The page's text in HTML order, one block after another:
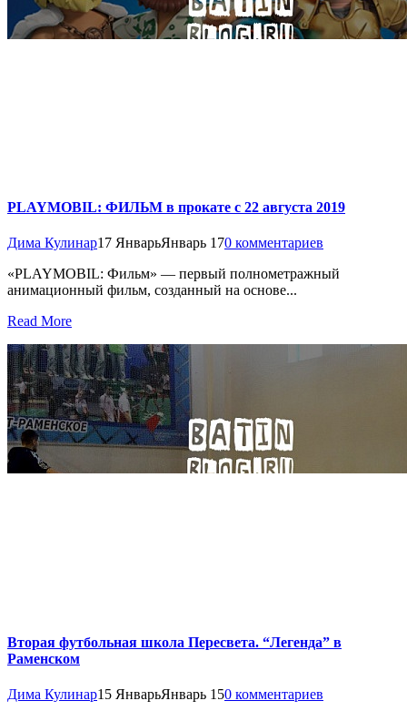
PLAYMOBIL: ФИЛЬМ в прокате с 22 августа 2019
Дима Кулинар17 ЯнварьЯнварь 170 комментариев
«PLAYMOBIL: Фильм» — первый полнометражный
анимационный фильм, созданный на основе...
Read More
Вторая футбольная школа Пересвета. “Легенда” в
Раменском
Дима Кулинар15 ЯнварьЯнварь 150 комментариев